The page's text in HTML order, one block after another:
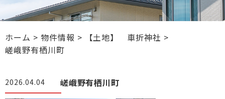
ホーム > 物件情報 > 【土地】 車折神社 >
嵯峨野有栖川町
2026.04.04 嵯峨野有栖川町